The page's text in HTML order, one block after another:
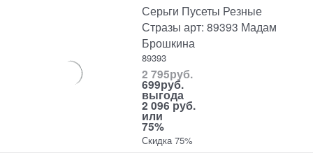
Серьги Пусеты Резные
Стразы арт: 89393 Мадам
Брошкина
89393
2 795руб.
699руб.
выгода
2 096 руб.
или
75%
Скидка 75%